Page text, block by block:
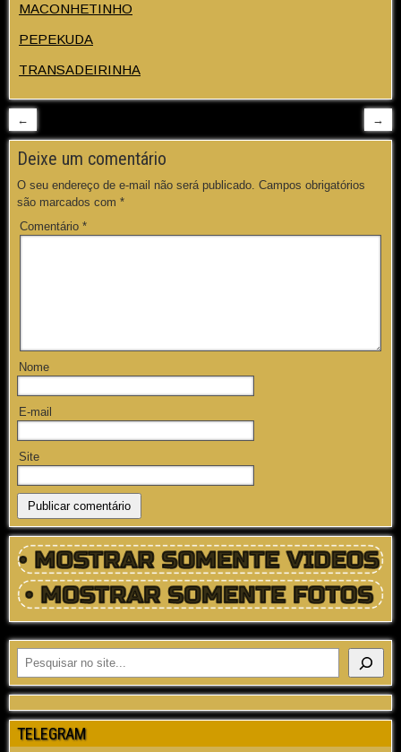
MACONHETINHO
PEPEKUDA
TRANSADEIRINHA
← →
Deixe um comentário
O seu endereço de e-mail não será publicado. Campos obrigatórios
são marcados com *
Comentário *
Nome
E-mail
Site
TELEGRAM